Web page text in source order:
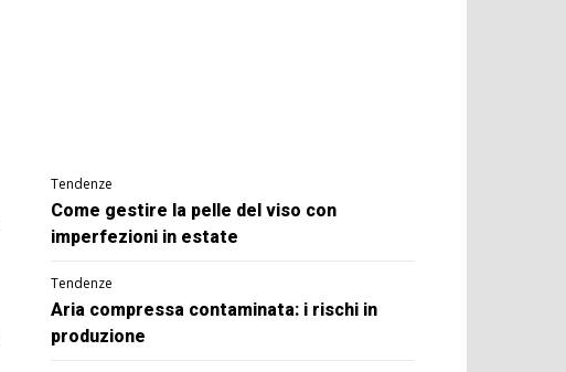
Tendenze
Come gestire la pelle del viso con
imperfezioni in estate
Tendenze
Aria compressa contaminata: i rischi in
produzione